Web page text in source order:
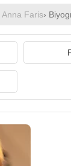
Anna Faris›